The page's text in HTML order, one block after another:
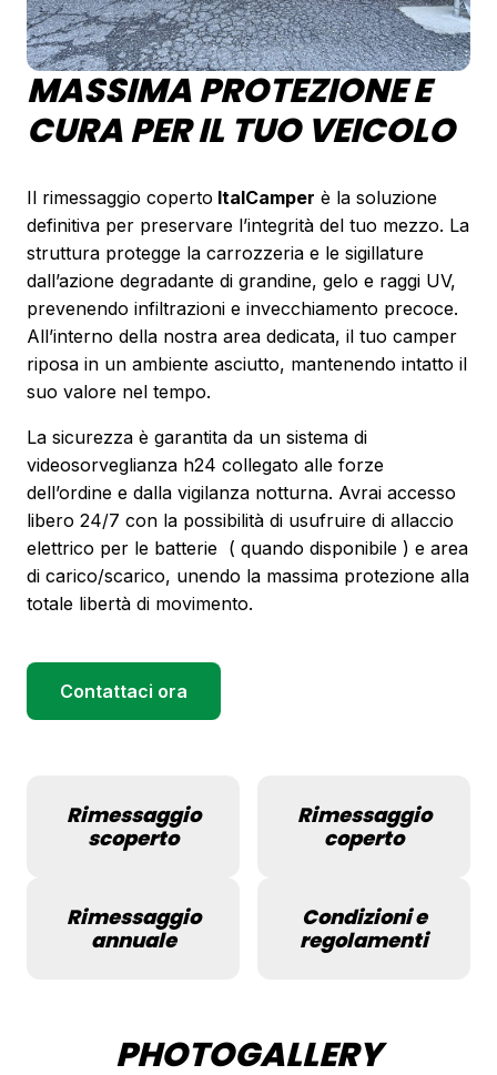
MASSIMA PROTEZIONE E
CURA PER IL TUO VEICOLO
Il rimessaggio coperto ItalCamper è la soluzione
definitiva per preservare l’integrità del tuo mezzo. La
struttura protegge la carrozzeria e le sigillature
dall’azione degradante di grandine, gelo e raggi UV,
prevenendo infiltrazioni e invecchiamento precoce.
All’interno della nostra area dedicata, il tuo camper
riposa in un ambiente asciutto, mantenendo intatto il
suo valore nel tempo.
La sicurezza è garantita da un sistema di
videosorveglianza h24 collegato alle forze
dell’ordine e dalla vigilanza notturna. Avrai accesso
libero 24/7 con la possibilità di usufruire di allaccio
elettrico per le batterie ( quando disponibile ) e area
di carico/scarico, unendo la massima protezione alla
totale libertà di movimento.
Contattaci ora
Rimessaggio
scoperto
Rimessaggio
coperto
Rimessaggio
annuale
Condizioni e
regolamenti
PHOTOGALLERY